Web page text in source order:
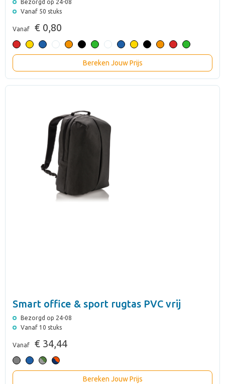
Bezorgd op 24-08
Vanaf 50 stuks
Vanaf € 0,80
Bereken Jouw Prijs
Smart office & sport rugtas PVC vrij
Bezorgd op 24-08
Vanaf 10 stuks
Vanaf € 34,44
Bereken Jouw Prijs